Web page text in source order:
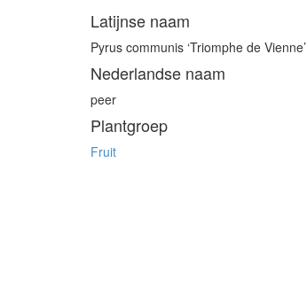
Latijnse naam
Pyrus communis ‘Triomphe de Vienne’
Nederlandse naam
peer
Plantgroep
Fruit